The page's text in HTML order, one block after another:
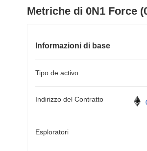
Metriche di 0N1 Force
Informazioni di base
Tipo de activo
Indirizzo del Contratto
Esploratori